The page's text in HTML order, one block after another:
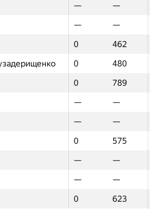
—
—
—
—
0
462
0
480
0
789
—
—
—
—
0
575
—
—
—
—
0
623
—
—
—
—
0
462
0
480
0
789
—
—
—
—
0
575
—
—
—
—
0
623